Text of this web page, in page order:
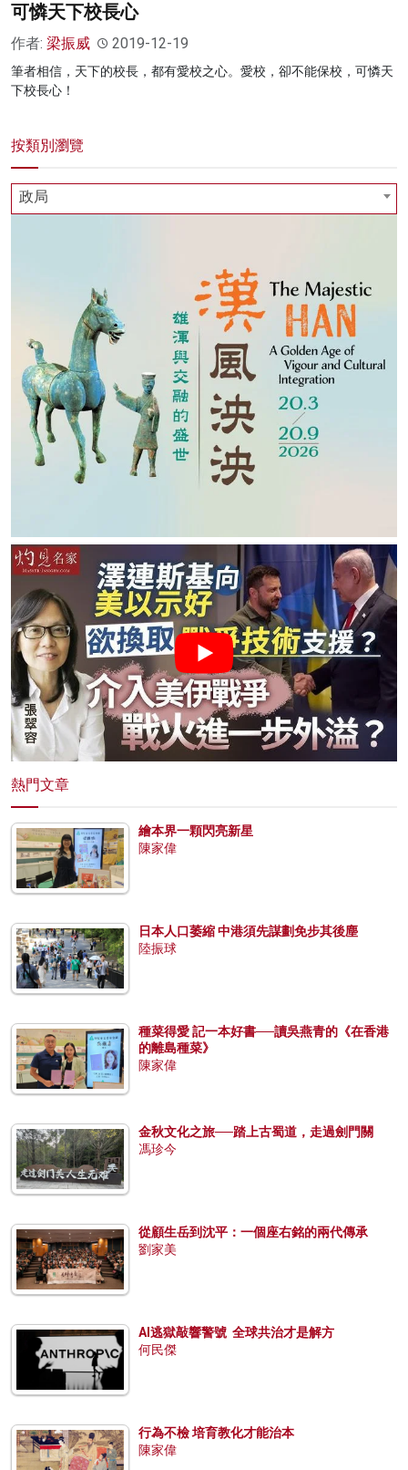
可憐天下校長心
作者: 梁振威 2019-12-19
筆者相信，天下的校長，都有愛校之心。愛校，卻不能保校，可憐天
下校長心！
按類別瀏覽
政局
熱門文章
繪本界一顆閃亮新星
陳家偉
日本人口萎縮 中港須先謀劃免步其後塵
陸振球
種菜得愛 記一本好書──讀吳燕青的《在香港
的離島種菜》
陳家偉
金秋文化之旅──踏上古蜀道，走過劍門關
馮珍今
從顧生岳到沈平：一個座右銘的兩代傳承
劉家美
AI逃獄敲響警號 全球共治才是解方
何民傑
行為不檢 培育教化才能治本
陳家偉